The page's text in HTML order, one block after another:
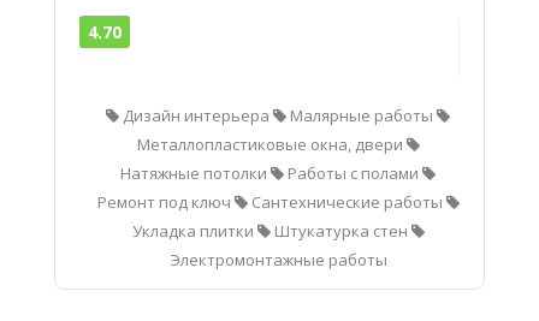
4.70
Дизайн интерьера
Малярные работы
Металлопластиковые окна, двери
Натяжные потолки
Работы с полами
Ремонт под ключ
Сантехнические работы
Укладка плитки
Штукатурка стен
Электромонтажные работы